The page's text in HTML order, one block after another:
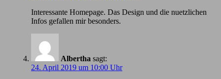
Іnteressante Homepage. Das Design und die nuetzlichen
Infos gefallen mir besonders.
Albertha sagt:
24. April 2019 um 10:00 Uhr